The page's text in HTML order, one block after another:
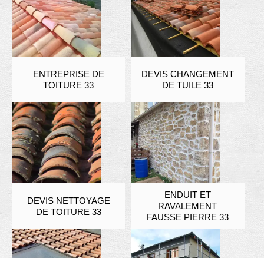
ENTREPRISE DE
TOITURE 33
DEVIS CHANGEMENT
DE TUILE 33
DEVIS NETTOYAGE
DE TOITURE 33
ENDUIT ET
RAVALEMENT
FAUSSE PIERRE 33